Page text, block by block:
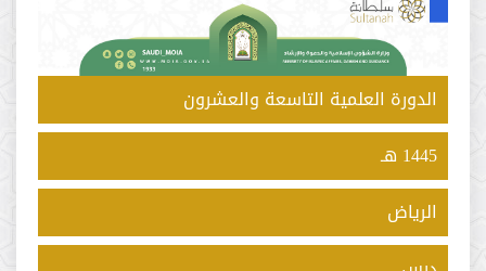
الدورة العلمية التاسعة والعشرون
1445 هـ
الرياض